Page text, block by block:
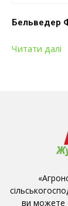
Бельведер
Читати далі
ви можете